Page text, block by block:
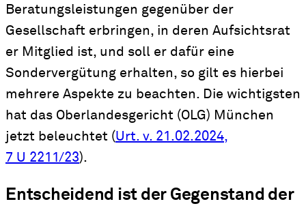
Beratungsleistungen gegenüber der
Gesellschaft erbringen, in deren Aufsichtsrat
er Mitglied ist, und soll er dafür eine
Sondervergütung erhalten, so gilt es hierbei
mehrere Aspekte zu beachten. Die wichtigsten
hat das Oberlandesgericht (OLG) München
jetzt beleuchtet (Urt. v. 21.02.2024,
7 U 2211/23).
Entscheidend ist der Gegenstand der